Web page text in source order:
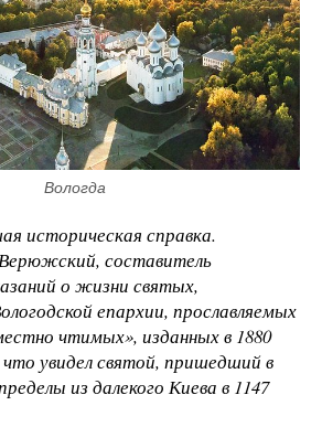
Вологда
историческая справка.
составитель
о жизни святых,
епархии, прославляемых
чтимых», изданных в 1880
увидел святой, пришедший в
из далекого Киева в 1147